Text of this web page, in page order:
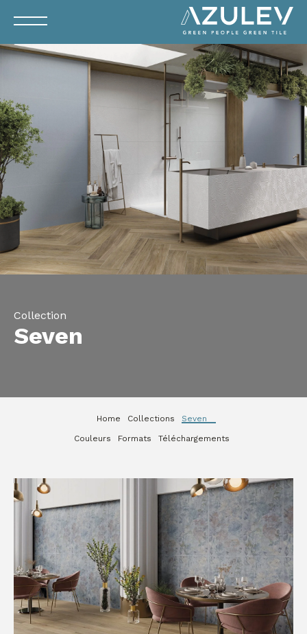
Collection
Seven
Home Collections Seven
Couleurs Formats Téléchargements